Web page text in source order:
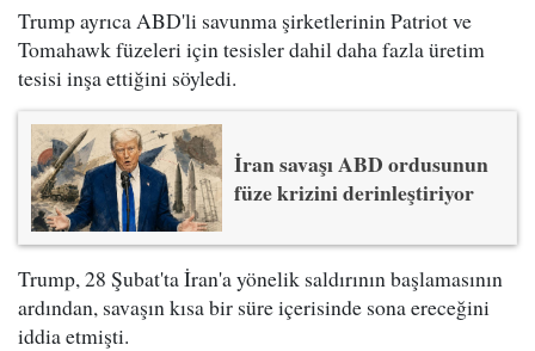
Trump ayrıca ABD'li savunma şirketlerinin Patriot ve
Tomahawk füzeleri için tesisler dahil daha fazla üretim
tesisi inşa ettiğini söyledi.
İran savaşı ABD ordusunun
füze krizini derinleştiriyor
Trump, 28 Şubat'ta İran'a yönelik saldırının başlamasının
ardından, savaşın kısa bir süre içerisinde sona ereceğini
iddia etmişti.